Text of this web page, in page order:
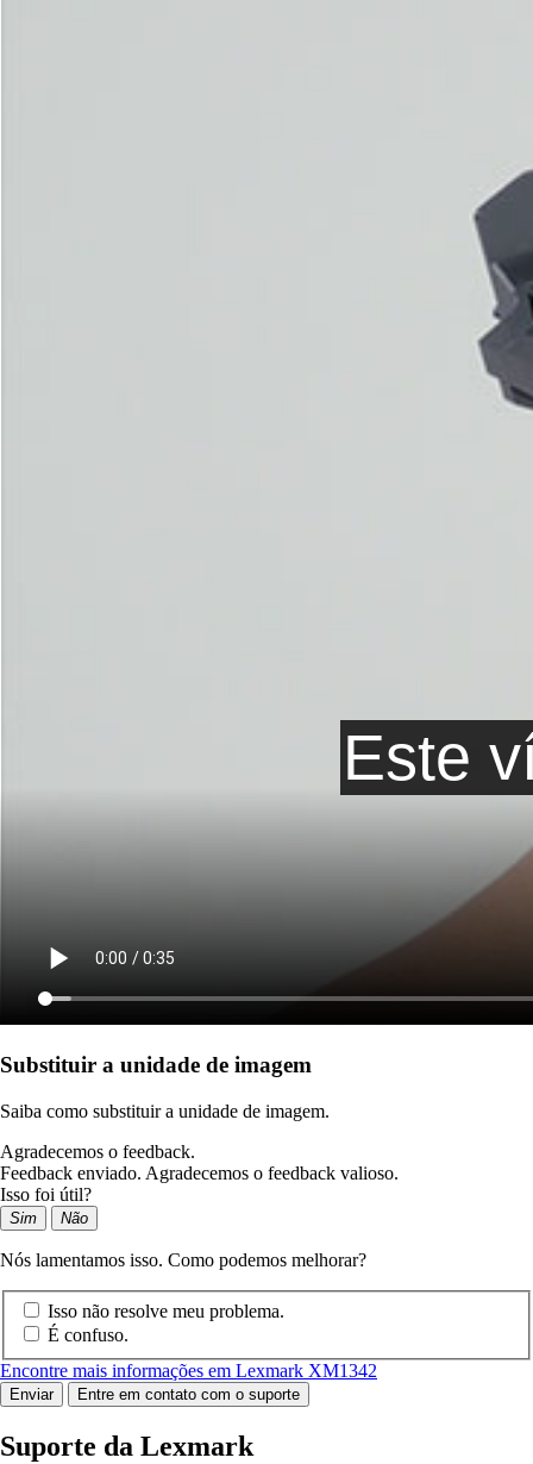
Substituir a unidade de imagem
Saiba como substituir a unidade de imagem.
Agradecemos o feedback.
Feedback enviado. Agradecemos o feedback valioso.
Isso foi útil?
Sim Não
Nós lamentamos isso. Como podemos melhorar?
Isso não resolve meu problema.
É confuso.
Encontre mais informações em Lexmark XM1342
Enviar Entre em contato com o suporte
Suporte da Lexmark